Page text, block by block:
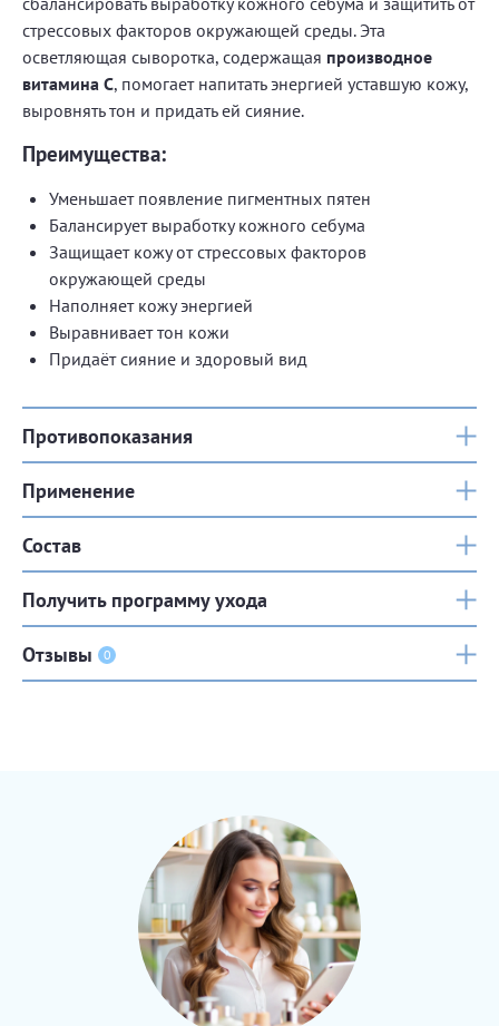
стрессовых факторов окружающей среды. Эта
осветляющая сыворотка, содержащая производное
витамина С, помогает напитать энергией уставшую кожу,
выровнять тон и придать ей сияние.
Преимущества:
Уменьшает появление пигментных пятен
Балансирует выработку кожного себума
Защищает кожу от стрессовых факторов
окружающей среды
Наполняет кожу энергией
Выравнивает тон кожи
Придаёт сияние и здоровый вид
Противопоказания
Применение
Состав
Получить программу ухода
Отзывы 0